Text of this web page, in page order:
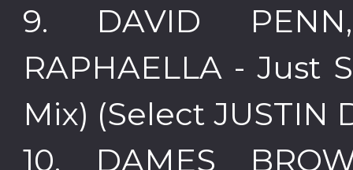
9. DAVID PENN,
RAPHAELLA - Just
Mix) (Select JUSTIN
10. DAMES